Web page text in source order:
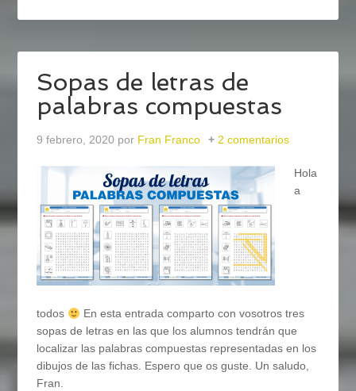
Sopas de letras de
palabras compuestas
9 febrero, 2020 por Fran Franco 2 comentarios
Hola
a
todos
En esta entrada comparto con vosotros tres
sopas de letras en las que los alumnos tendrán que
localizar las palabras compuestas representadas en los
dibujos de las fichas. Espero que os guste. Un saludo,
Fran.